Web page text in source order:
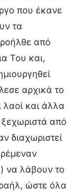
που έκανε
τα
από
Του και,
αρχικά το
λαοί και άλλα
από
διαχωριστεί
να λάβουν το
ώστε όλα